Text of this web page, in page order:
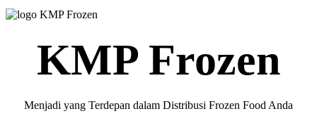
KMP Frozen
Menjadi yang Terdepan dalam Distribusi Frozen Food Anda